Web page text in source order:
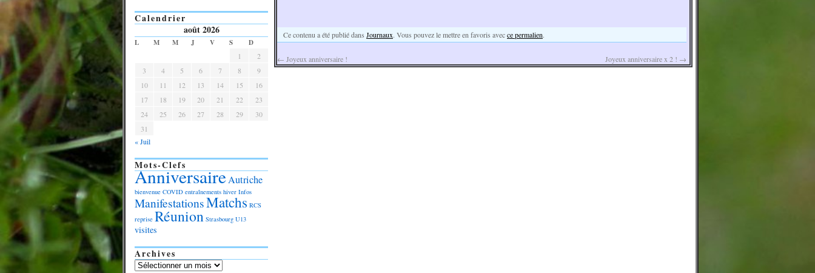
Ce contenu a été publié dans Journaux. Vous pouvez le mettre en favoris avecce permalien.
← Joyeux anniversaire ! Joyeux anniversaire x 2 ! →
Calendrier
août 2026
L M M J V S
D
1
2
3
4 5 6 7 8
9
10
11 12 13 14 15
16
17
18 19 20 21 22
23
24
25 26 27 28 29
30
31
« Juil
Mots-Clefs
AnniversaireAutriche
bienvenue COVID entraînements hiver Infos
ManifestationsMatchs RCS
reprise Réunion Strasbourg U13
visites
Archives